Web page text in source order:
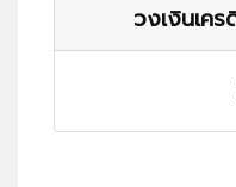
วงเงินเค